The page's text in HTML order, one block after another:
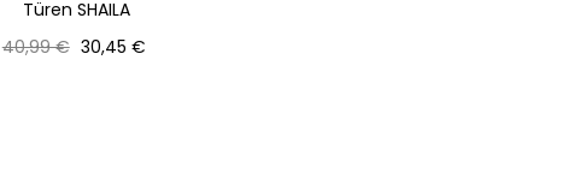
Türen SHAILA
Normaler
40,99 € Preis
30,45 €